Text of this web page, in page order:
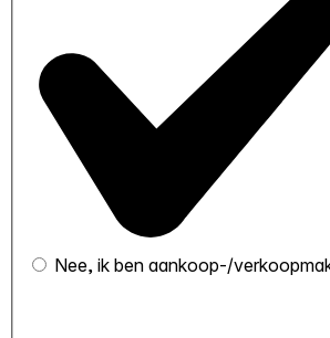
Nee, ik ben aankoop-/